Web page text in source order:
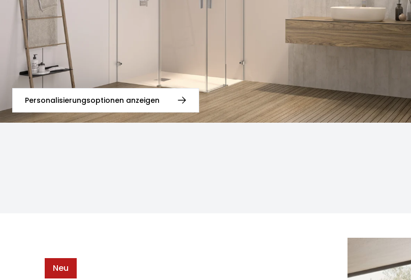
Personalisierungsoptionen anzeigen
Neu